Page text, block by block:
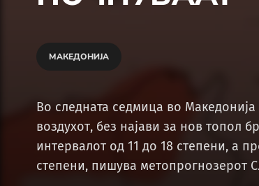
МАКЕДОНИЈА
Во следната седмица во
воздухот, без најави за нов топол
интервалот од 11 до 18 степени, а
степени, пишува метопрогнозерот